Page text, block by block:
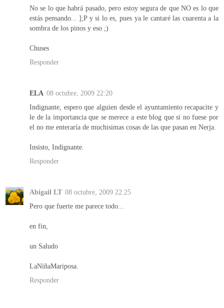
No se lo que habrá pasado, pero estoy segura de que NO es lo que
estás pensando... ];P y si lo es, pues ya le cantaré las cuarenta a la
sombra de los pinos y eso ;)
Chuses
Responder
ELA 08 octubre, 2009 22:20
Indignante, espero que alguien desde el ayuntamiento recapacite y
le de la importancia que se merece a este blog que si no fuese por
el no me enteraría de muchisimas cosas de las que pasan en Nerja.
Insisto, Indignante.
Responder
Abigail LT 08 octubre, 2009 22:25
Pero que fuerte me parece todo...
en fin,
un Saludo
LaNiñaMariposa.
Responder